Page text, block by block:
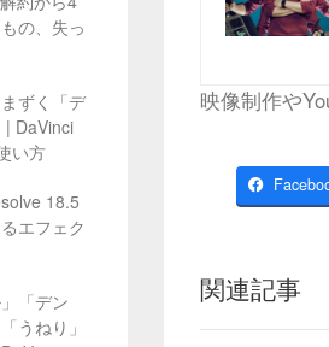
映像制作や
関連記事
の、失っ
ずく「デ
| DaVinci
い方
18.5
エフェク
「デン
うねり」